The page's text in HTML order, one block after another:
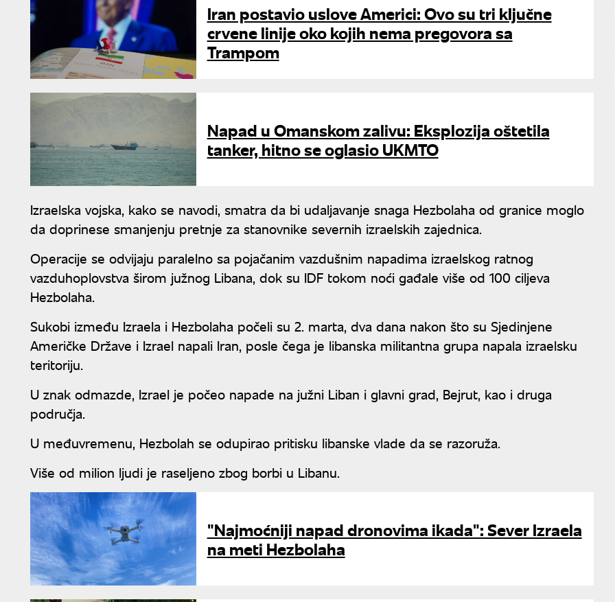
Iran postavio uslove Americi: Ovo su tri ključne
crvene linije oko kojih nema pregovora sa
Trampom
Napad u Omanskom zalivu: Eksplozija oštetila
tanker, hitno se oglasio UKMTO
Izraelska vojska, kako se navodi, smatra da bi udaljavanje snaga Hezbolaha od granice moglo
da doprinese smanjenju pretnje za stanovnike severnih izraelskih zajednica.
Operacije se odvijaju paralelno sa pojačanim vazdušnim napadima izraelskog ratnog
vazduhoplovstva širom južnog Libana, dok su IDF tokom noći gađale više od 100 ciljeva
Hezbolaha.
Sukobi između Izraela i Hezbolaha počeli su 2. marta, dva dana nakon što su Sjedinjene
Američke Države i Izrael napali Iran, posle čega je libanska militantna grupa napala izraelsku
teritoriju.
U znak odmazde, Izrael je počeo napade na južni Liban i glavni grad, Bejrut, kao i druga
područja.
U međuvremenu, Hezbolah se odupirao pritisku libanske vlade da se razoruža.
Više od milion ljudi je raseljeno zbog borbi u Libanu.
"Najmoćniji napad dronovima ikada": Sever Izraela
na meti Hezbolaha